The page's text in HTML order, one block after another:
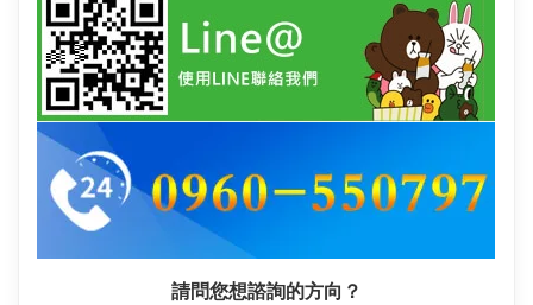
請問您想諮詢的方向？